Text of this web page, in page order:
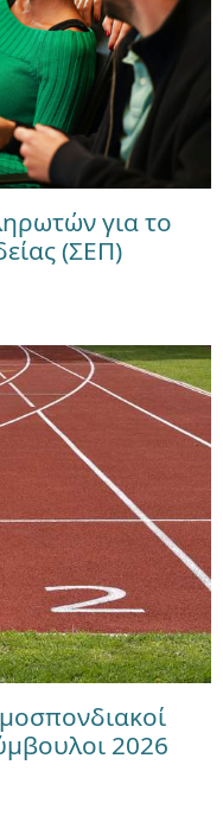
για το
(ΣΕΠ)
2026